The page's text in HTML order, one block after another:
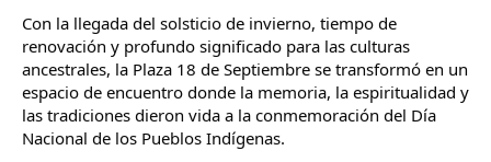
Con la llegada del solsticio de invierno, tiempo de
renovación y profundo significado para las culturas
ancestrales, la Plaza 18 de Septiembre se transformó en un
espacio de encuentro donde la memoria, la espiritualidad y
las tradiciones dieron vida a la conmemoración del Día
Nacional de los Pueblos Indígenas.